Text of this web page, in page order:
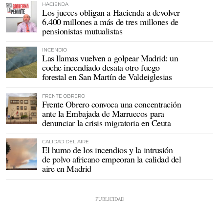
HACIENDA
Los jueces obligan a Hacienda a devolver
6.400 millones a más de tres millones de
pensionistas mutualistas
INCENDIO
Las llamas vuelven a golpear Madrid: un
coche incendiado desata otro fuego
forestal en San Martín de Valdeiglesias
FRENTE OBRERO
Frente Obrero convoca una concentración
ante la Embajada de Marruecos para
denunciar la crisis migratoria en Ceuta
CALIDAD DEL AIRE
El humo de los incendios y la intrusión
de polvo africano empeoran la calidad del
aire en Madrid